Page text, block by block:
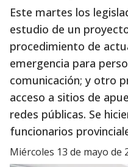
Este martes los
estudio de un
procedimiento de
emergencia para
comunicación; y otro
acceso a sitios de
redes públicas. Se
funcionarios
miércoles 13 de mayo